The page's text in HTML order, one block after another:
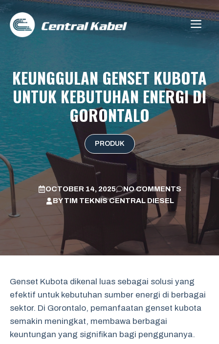
Skip
content
KEUNGGULAN GENSET KUBOTA
UNTUK KEBUTUHAN ENERGI DI
GORONTALO
PRODUK
OCTOBER 14, 2025
NO COMMENTS
BYTIM TEKNIS CENTRAL DIESEL
Genset Kubota dikenal luas sebagai solusi yang
efektif untuk kebutuhan sumber energi di berbagai
sektor. Di Gorontalo, pemanfaatan genset kubota
semakin meningkat, membawa berbagai
keuntungan yang signifikan bagi penggunanya.